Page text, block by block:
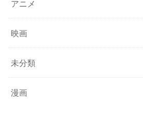
アニメ
映画
未分類
漫画